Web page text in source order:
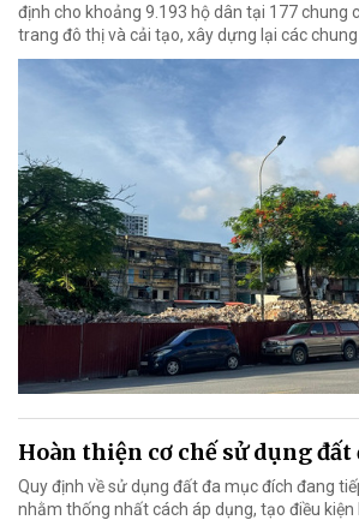
định cho khoảng 9.193 hộ dân tại 177 chung
trang đô thị và cải tạo, xây dựng lại các chung
Hoàn thiện cơ chế sử dụng đất
Quy định về sử dụng đất đa mục đích đang
nhằm thống nhất cách áp dụng, tạo điều kiện